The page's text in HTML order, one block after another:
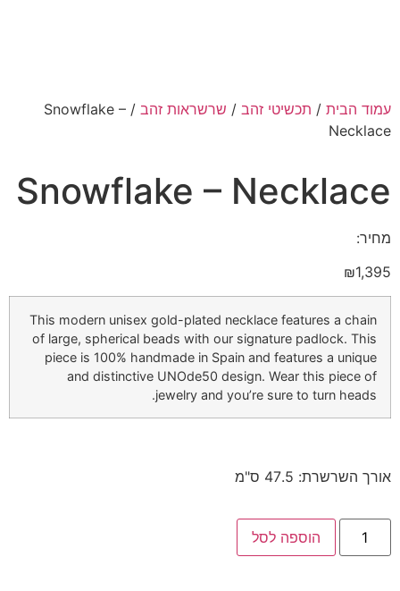
עמוד הבית/ תכשיטי זהב/ שרשראות זהב
/ Snowflake –
Necklace
Snowflake – Necklace
מחיר:
₪1,395
This modern unisex gold-plated necklace features a chain
of large, spherical beads with our signature padlock. This
piece is 100% handmade in Spain and features a unique
and distinctive UNOde50 design. Wear this piece of
jewelry and you’re sure to turn heads.
אורך השרשרת: 47.5 ס"מ
הוספה לסל